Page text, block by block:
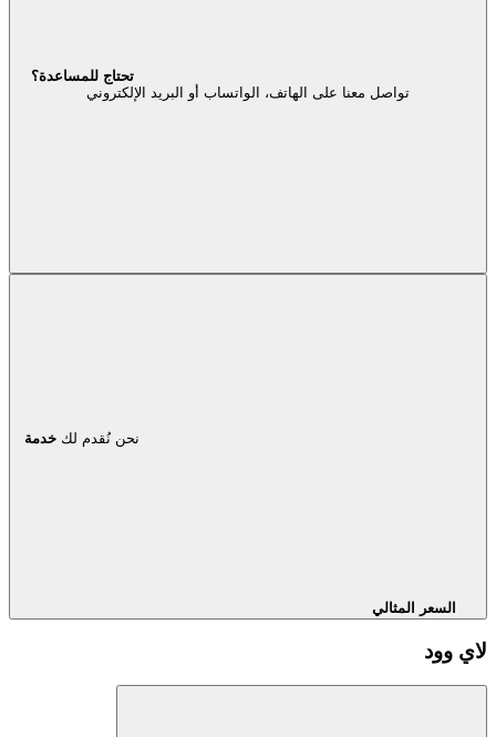
تحتاج للمساعدة؟
تواصل معنا على الهاتف، الواتساب أو البريد الإلكتروني
نحن نُقدم لك خدمة
السعر المثالي
لاي وود